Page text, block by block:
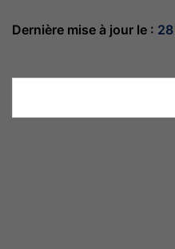
Dernière mise à jour le :